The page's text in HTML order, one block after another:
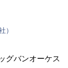
）
グバンオーケス